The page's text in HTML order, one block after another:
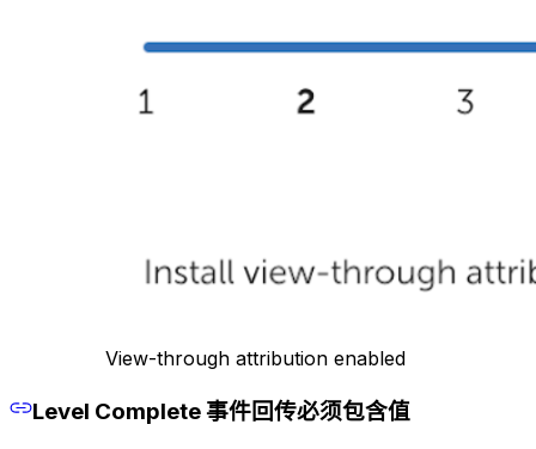
View-through attribution enabled
Level Complete 事件回传必须包含值